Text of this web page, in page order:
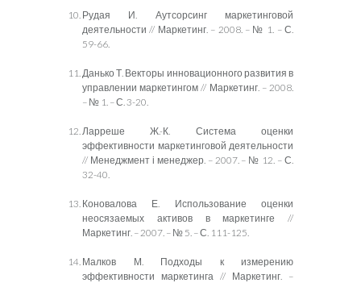
Рудая И. Аутсорсинг маркетинговой
деятельности // Маркетинг. – 2008. – № 1. – С.
59-66.
Данько Т. Векторы инновационного развития в
управлении маркетингом // Маркетинг. – 2008.
– № 1. – С. 3-20.
Ларреше Ж.-К. Система оценки
эффективности маркетинговой деятельности
// Менеджмент і менеджер. – 2007. – № 12. – С.
32-40.
Коновалова Е. Использование оценки
неосязаемых активов в маркетинге //
Маркетинг. – 2007. – № 5. – С. 111-125.
Малков М. Подходы к измерению
эффективности маркетинга // Маркетинг. –